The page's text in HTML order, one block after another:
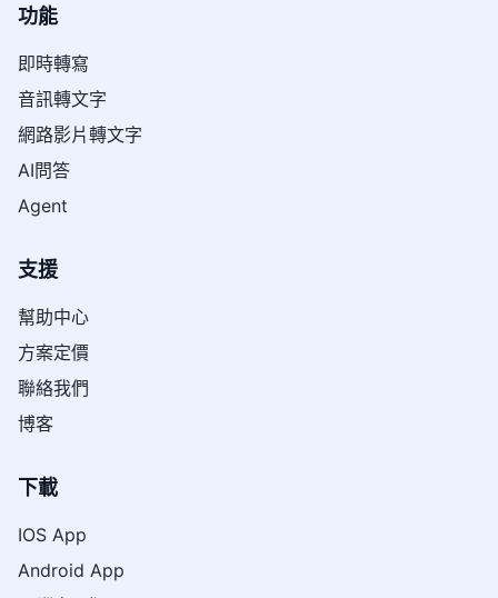
功能
即時轉寫
音訊轉文字
網路影片轉文字
AI問答
Agent
支援
幫助中心
方案定價
聯絡我們
博客
下載
IOS App
Android App